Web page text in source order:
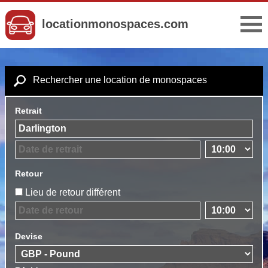
locationmonospaces.com
Rechercher une location de monospaces
Retrait
Retour
Lieu de retour différent
Devise